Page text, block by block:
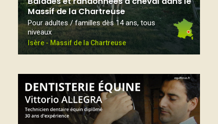
Massif de la Chartreuse
Pour adultes / familles dès 14 ans, tous
niveaux
Isère - Massif de la Chartreuse